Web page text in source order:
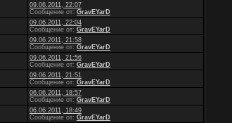
09.06.2011, 22:07
Сообщение от: GravEYarD
09.06.2011, 22:04
Сообщение от: GravEYarD
09.06.2011, 21:58
Сообщение от: GravEYarD
09.06.2011, 21:56
Сообщение от: GravEYarD
09.06.2011, 21:51
Сообщение от: GravEYarD
06.06.2011, 18:57
Сообщение от: GravEYarD
06.06.2011, 18:49
Сообщение от: GravEYarD